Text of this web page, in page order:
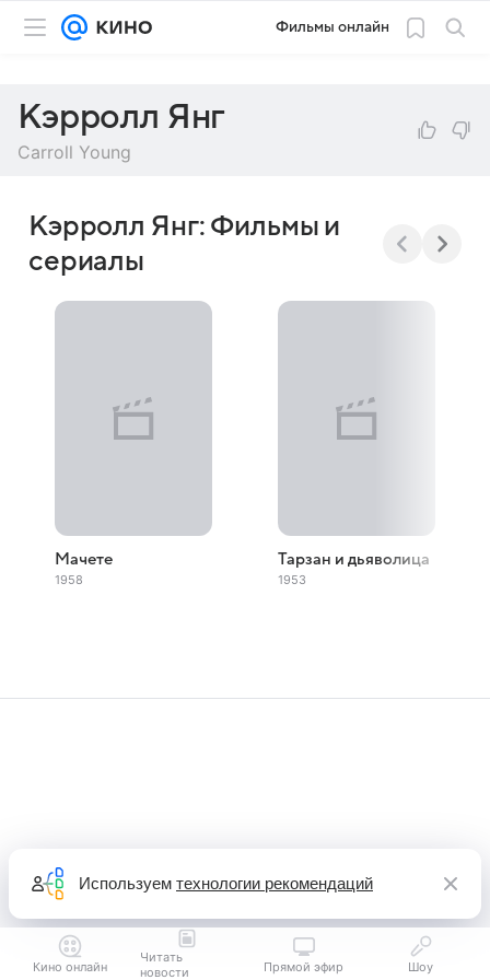
Фильмы онлайн
Кэрролл Янг
Carroll Young
Кэрролл Янг: Фильмы и
сериалы
Мачете
1958
Тарзан и дьяволица
1953
Кино онлайн
Читать
новости
Прямой эфир Шоу
Используем технологии рекомендаций